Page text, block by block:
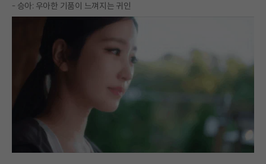
- 승아: 우아한 기품이 느껴지는 귀인